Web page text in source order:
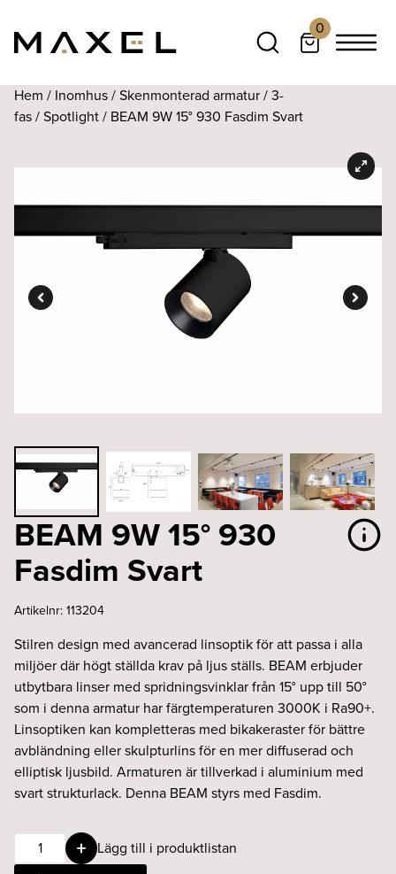
0
Hem / Inomhus/Skenmonterad armatur/3-
fas/Spotlight/ BEAM 9W 15° 930 Fasdim Svart
BEAM 9W 15° 930
Fasdim Svart
Artikelnr:113204
Stilren design med avancerad linsoptik för att passa i alla
miljöer där högt ställda krav på ljus ställs. BEAM erbjuder
utbytbara linser med spridningsvinklar från 15° upp till 50°
som i denna armatur har färgtemperaturen 3000K i Ra90+.
Linsoptiken kan kompletteras med bikakeraster för bättre
avbländning eller skulpturlins för en mer diffuserad och
elliptisk ljusbild. Armaturen är tillverkad i aluminium med
svart strukturlack. Denna BEAM styrs med Fasdim.
BEAM
9W
Lägg till i produktlistan